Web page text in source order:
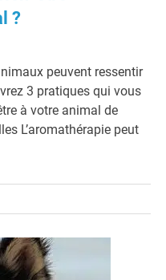
?
peuvent ressentir
3 pratiques qui vous
à votre animal de
L’aromathérapie peut